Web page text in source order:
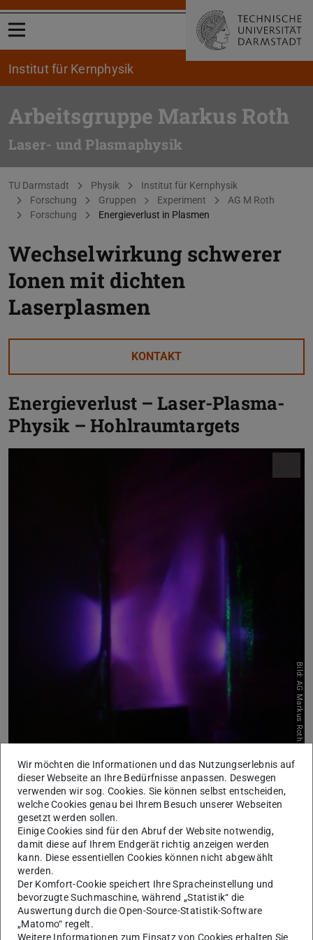
Menü öffnen
Institut für Kernphysik
Arbeitsgruppe Markus Roth
Laser- und Plasmaphysik
Sie befinden sich hier:
TU Darmstadt Physik
Institut für Kernphysik
Forschung
Gruppen Experiment
AG M Roth
Forschung
Energieverlust in Plasmen
Wechselwirkung schwerer
Ionen mit dichten
Laserplasmen
KONTAKT
Energieverlust – Laser-Plasma-
Physik – Hohlraumtargets
Bild: AG Markus Roth
einer Kohlenstofffolie mit den Hochenergielasern PHELIX und
NHELIX erzeugt wurde.
Ein Schwerpunkt der Forschungsarbeiten unserer
Arbeitsgruppe in Zusammenarbeit mit der Abteilung
Plasmaphysik an der GSI ist die Untersuchung der
Wechselwirkung von schweren Ionen mit Plasmen.
Um die Wechselwirkung zu untersuchen, wird zuerst ein
Plasma erzeugt, welches von einem Ionenstrahl geprobt
wird. Wenn die Ionen mit dem Plasma wechselwirken,
Wir möchten die Informationen und das Nutzungserlebnis auf
dieser Webseite an Ihre Bedürfnisse anpassen. Deswegen
verwenden wir sog. Cookies. Sie können selbst entscheiden,
welche Cookies genau bei Ihrem Besuch unserer Webseiten
gesetzt werden sollen.
Einige Cookies sind für den Abruf der Website notwendig,
damit diese auf Ihrem Endgerät richtig anzeigen werden
kann. Diese essentiellen Cookies können nicht abgewählt
werden.
Der Komfort-Cookie speichert Ihre Spracheinstellung und
bevorzugte Suchmaschine, während „Statistik“ die
Auswertung durch die Open-Source-Statistik-Software
„Matomo“ regelt.
Weitere Informationen zum Einsatz von Cookies erhalten Sie